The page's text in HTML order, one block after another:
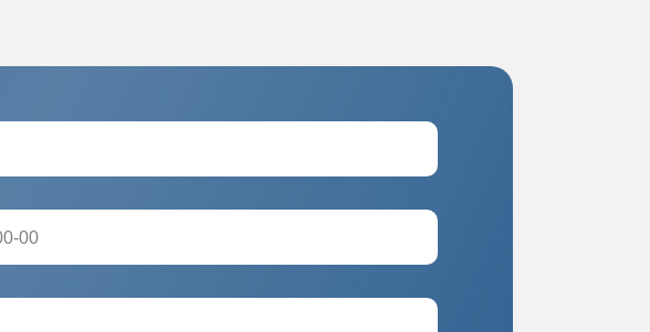
г. Москва, ш. Фрезер 5/1, помещение
Пн-пт 9:00-18:00